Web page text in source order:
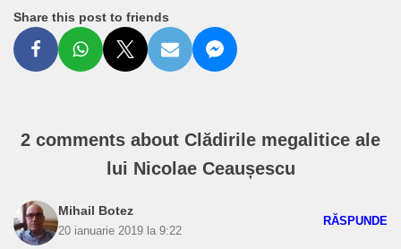
Share this post to friends
2 comments about Clădirile megalitice ale
lui Nicolae Ceaușescu
Mihail Botez
20 ianuarie 2019 la 9:22
RĂSPUNDE